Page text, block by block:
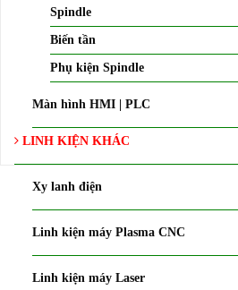
Spindle
Biến tần
Phụ kiện Spindle
Màn hình HMI | PLC
LINH KIỆN KHÁC
Xy lanh điện
Linh kiện máy Plasma CNC
Linh kiện máy Laser